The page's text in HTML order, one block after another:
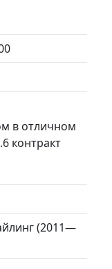
в отличном
контракт
(2011—